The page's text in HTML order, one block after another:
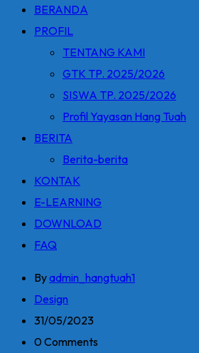
BERANDA
PROFIL
TENTANG KAMI
GTK TP. 2025/2026
SISWA TP. 2025/2026
Profil Yayasan Hang Tuah
BERITA
Berita-berita
KONTAK
E-LEARNING
DOWNLOAD
FAQ
Byadmin_hangtuah1
Design
31/05/2023
0 Comments